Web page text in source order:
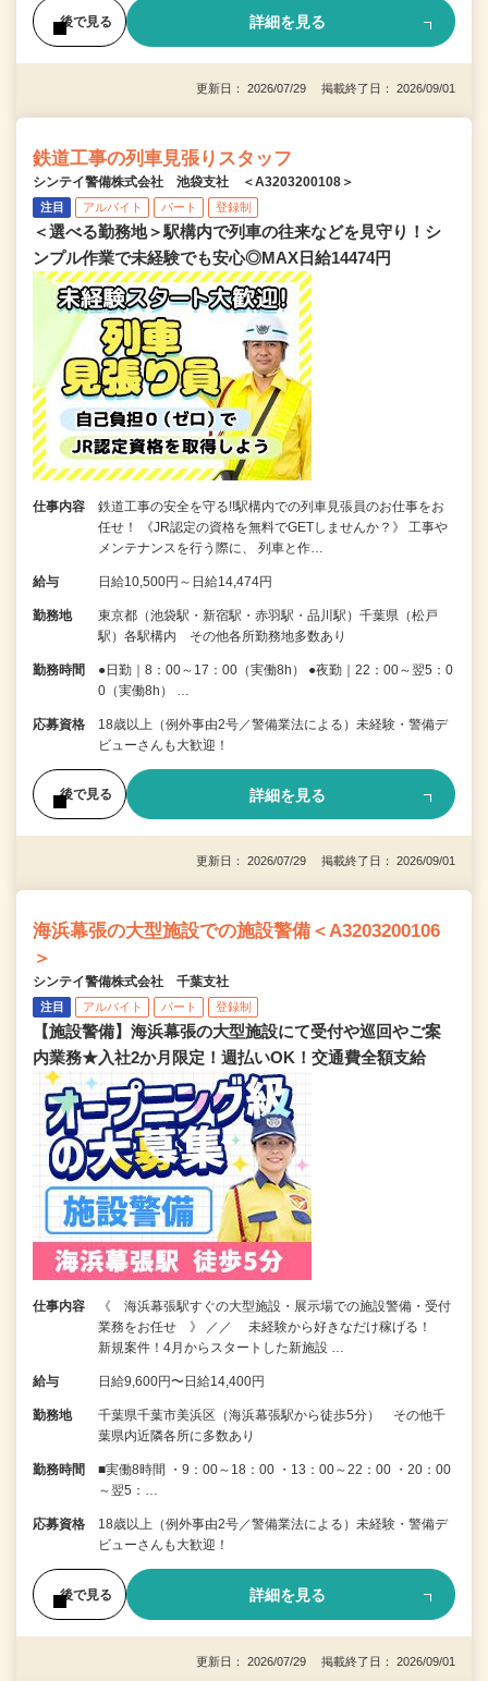
後で見る 詳細を見る
更新日： 2026/07/29 掲載終了日： 2026/09/01
鉄道工事の列車見張りスタッフ
シンテイ警備株式会社 池袋支社 ＜A3203200108＞
注目 アルバイト パート 登録制
＜選べる勤務地＞駅構内で列車の往来などを見守り！シ
ンプル作業で未経験でも安心◎MAX日給14474円
仕事内容
鉄道工事の安全を守る!!駅構内での列車見張員のお仕事をお
任せ！ 《JR認定の資格を無料でGETしませんか？》 工事や
メンテナンスを行う際に、 列車と作…
給与 日給10,500円～日給14,474円
勤務地
東京都（池袋駅・新宿駅・赤羽駅・品川駅）千葉県（松戸
駅）各駅構内 その他各所勤務地多数あり
勤務時間
●日勤｜8：00～17：00（実働8h） ●夜勤｜22：00～翌5：0
0（実働8h） …
応募資格
18歳以上（例外事由2号／警備業法による）未経験・警備デ
ビューさんも大歓迎！
後で見る 詳細を見る
更新日： 2026/07/29 掲載終了日： 2026/09/01
海浜幕張の大型施設での施設警備＜A3203200106
＞
シンテイ警備株式会社 千葉支社
注目 アルバイト パート 登録制
【施設警備】海浜幕張の大型施設にて受付や巡回やご案
内業務★入社2か月限定！週払いOK！交通費全額支給
仕事内容
《 海浜幕張駅すぐの大型施設・展示場での施設警備・受付
業務をお任せ 》 ／／ 未経験から好きなだけ稼げる！
新規案件！4月からスタートした新施設 …
給与 日給9,600円〜日給14,400円
勤務地
千葉県千葉市美浜区（海浜幕張駅から徒歩5分） その他千
葉県内近隣各所に多数あり
勤務時間
■実働8時間 ・9：00～18：00 ・13：00～22：00 ・20：00
～翌5：…
応募資格
18歳以上（例外事由2号／警備業法による）未経験・警備デ
ビューさんも大歓迎！
後で見る 詳細を見る
更新日： 2026/07/29 掲載終了日： 2026/09/01